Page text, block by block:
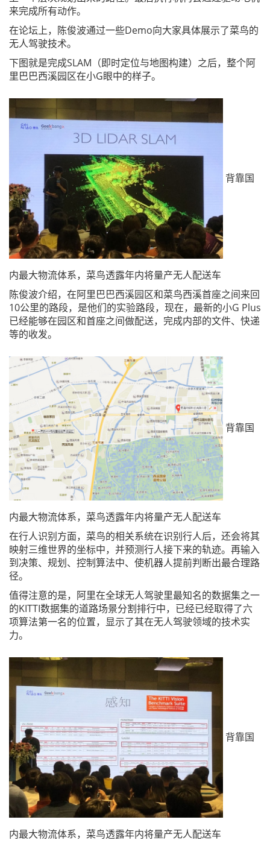
来完成所有动作。
在论坛上，陈俊波通过一些Demo向大家具体展示了菜鸟的
无人驾驶技术。
下图就是完成SLAM（即时定位与地图构建）之后，整个阿
里巴巴西溪园区在小G眼中的样子。
背靠国
内最大物流体系，菜鸟透露年内将量产无人配送车
陈俊波介绍，在阿里巴巴西溪园区和菜鸟西溪首座之间来回
10公里的路段，是他们的实验路段，现在，最新的小G Plus
已经能够在园区和首座之间做配送，完成内部的文件、快递
等的收发。
背靠国
内最大物流体系，菜鸟透露年内将量产无人配送车
在行人识别方面，菜鸟的相关系统在识别行人后，还会将其
映射三维世界的坐标中，并预测行人接下来的轨迹。再输入
到决策、规划、控制算法中、使机器人提前判断出最合理路
径。
值得注意的是，阿里在全球无人驾驶里最知名的数据集之一
的KITTI数据集的道路场景分割排行中，已经已经取得了六
项算法第一名的位置，显示了其在无人驾驶领域的技术实
力。
背靠国
内最大物流体系，菜鸟透露年内将量产无人配送车